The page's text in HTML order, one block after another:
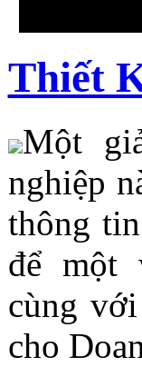
Thiết
Một
nghiệp
thông
để một
cùng
cho